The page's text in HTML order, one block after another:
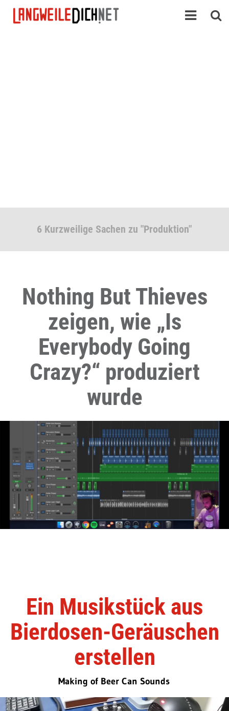
6 Kurzweilige Sachen zu "Produktion"
Nothing But Thieves
zeigen, wie „Is
Everybody Going
Crazy?“ produziert
wurde
Ein Musikstück aus
Bierdosen-Geräuschen
erstellen
Making of Beer Can Sounds